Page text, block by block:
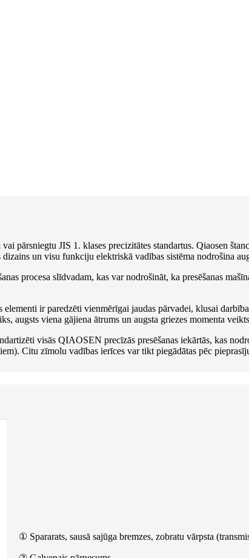
pārsniegtu JIS 1. klases precizitātes standartus. Qiaosen
un visu funkciju elektriskā vadības sistēma nodrošina
procesa slīdvadam, kas var nodrošināt, ka presēšanas
ir paredzēti vienmērīgai jaudas pārvadei, klusai
augsts viena gājiena ātrums un augsta griezes momenta
visās QIAOSEN precīzās presēšanas iekārtās, kas
Citu zīmolu vadības ierīces var tikt piegādātas pēc
① Spararats, sausā sajūga bremzes, zobratu vārpsta